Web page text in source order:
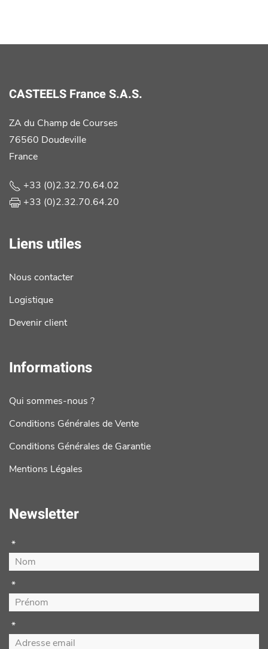
CASTEELS France S.A.S.
ZA du Champ de Courses
76560 Doudeville
France
+33 (0)2.32.70.64.02
+33 (0)2.32.70.64.20
Liens utiles
Nous contacter
Logistique
Devenir client
Informations
Qui sommes-nous ?
Conditions Générales de Vente
Conditions Générales de Garantie
Mentions Légales
Newsletter
*
*
*